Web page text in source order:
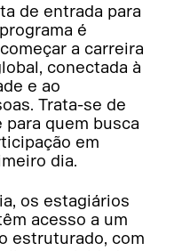
de entrada para
é
a carreira
conectada à
e ao
Trata-se de
quem busca
em
dia.
os estagiários
acesso a um
estruturado, com